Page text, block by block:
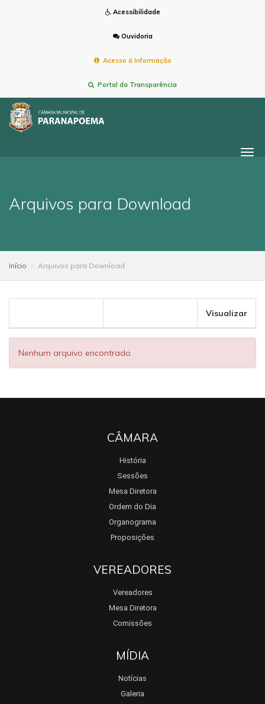
Acessibilidade
Ouvidoria
Acesso à Informação
Portal da Transparência
Arquivos para Download
Início Arquivos para Download
Visualizar
Nenhum arquivo encontrado.
CÂMARA
História
Sessões
Mesa Diretora
Ordem do Dia
Organograma
Proposições
VEREADORES
Vereadores
Mesa Diretora
Comissões
MÍDIA
Notícias
Galeria